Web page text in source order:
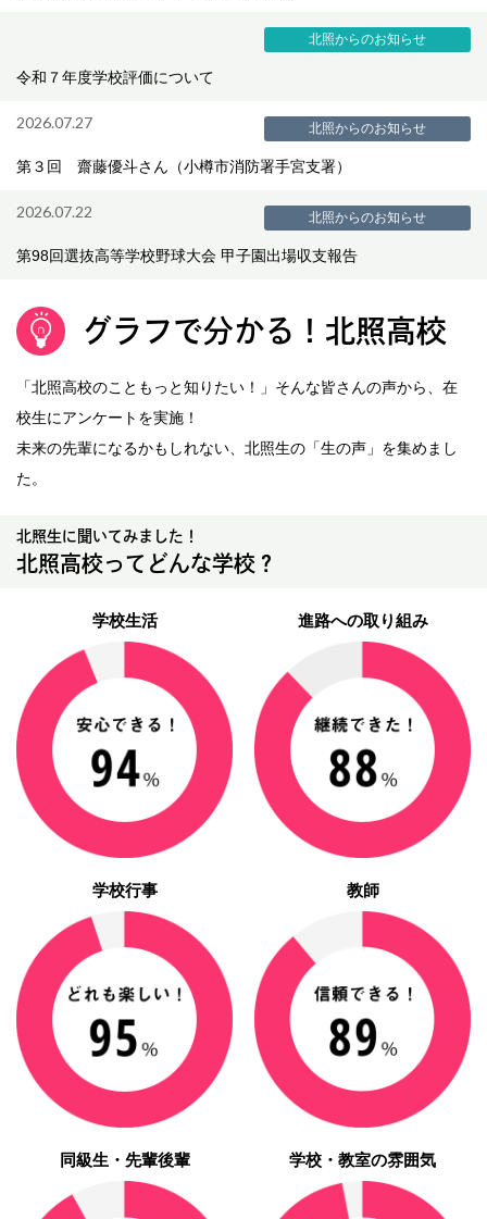
北照からのお知らせ
令和７年度学校評価について
北照からのお知らせ
2026.07.27
第３回 齋藤優斗さん（小樽市消防署手宮支署）
北照からのお知らせ
2026.07.22
第98回選抜高等学校野球大会 甲子園出場収支報告
グラフで分かる！北照高校
「北照高校のこともっと知りたい！」そんな皆さんの声から、在
校生にアンケートを実施！
未来の先輩になるかもしれない、北照生の「生の声」を集めまし
た。
北照生に聞いてみました！
北照高校ってどんな学校？
学校生活 進路への取り組み
学校行事 教師
同級生・先輩後輩 学校・教室の雰囲気